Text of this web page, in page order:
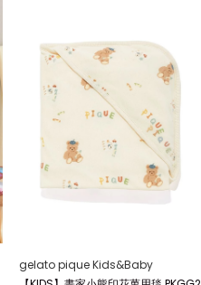
gelato pique Kids&Baby